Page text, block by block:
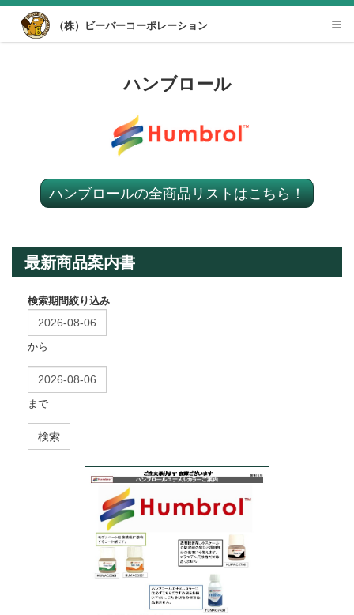
Desktop View
（株）ビーバーコーポレーション
ハンブロール
ハンブロールの全商品リストはこちら！
最新商品案内書
検索期間絞り込み
から
まで
検索